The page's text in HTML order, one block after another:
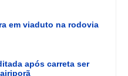
em viaduto na rodovia
após carreta ser